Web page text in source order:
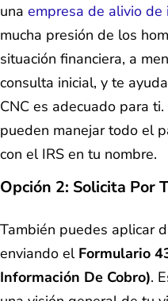
una empresa de alivio de
mucha presión de los
situación financiera, a
consulta inicial, y te
CNC es adecuado para
pueden manejar todo el
con el IRS en tu nombre.
Opción 2: Solicita Por
También puedes aplicar
enviando el Formulario
Información De Cobro).